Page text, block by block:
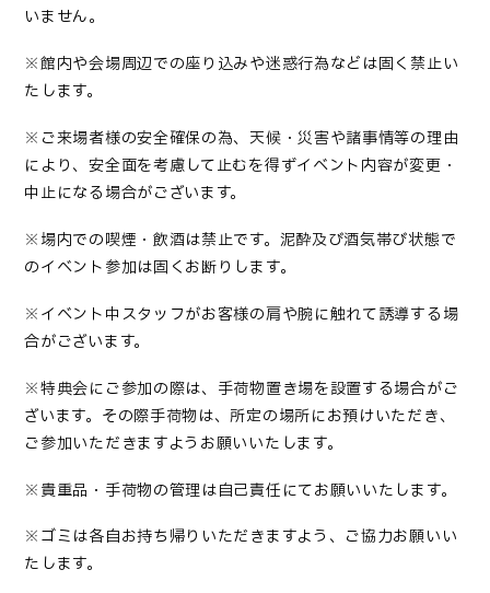
いません。
※館内や会場周辺での座り込みや迷惑行為などは固く禁止い
たします。
※ご来場者様の安全確保の為、天候・災害や諸事情等の理由
により、安全面を考慮して止むを得ずイベント内容が変更・
中止になる場合がございます。
※場内での喫煙・飲酒は禁止です。泥酔及び酒気帯び状態で
のイベント参加は固くお断りします。
※イベント中スタッフがお客様の肩や腕に触れて誘導する場
合がございます。
※特典会にご参加の際は、手荷物置き場を設置する場合がご
ざいます。その際手荷物は、所定の場所にお預けいただき、
ご参加いただきますようお願いいたします。
※貴重品・手荷物の管理は自己責任にてお願いいたします。
※ゴミは各自お持ち帰りいただきますよう、ご協力お願いい
たします。